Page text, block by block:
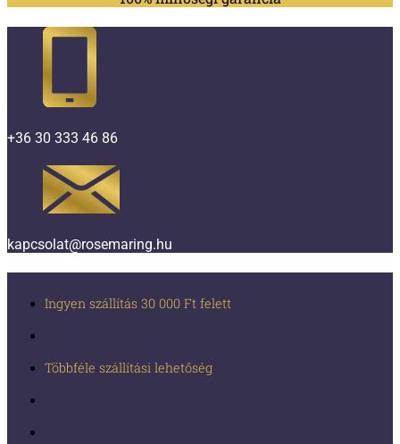
+36 30 333 46 86
kapcsolat@rosemaring.hu
Ingyen szállítás 30 000 Ft felett
Többféle szállítási lehetőség